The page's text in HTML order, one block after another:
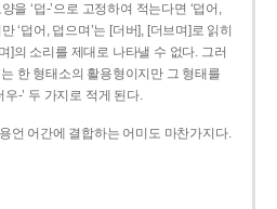
을 ‘덥-­’으로 고정하여 적는다면 ‘덥어,
‘덥어, 덥으며’는 [더버], [더브며]로 읽히
]의 소리를 제대로 나타낼 수 없다. 그러
는 한 형태소의 활용형이지만 그 형태를
우-’ 두 가지로 적게 된다.
언 어간에 결합하는 어미도 마찬가지다.